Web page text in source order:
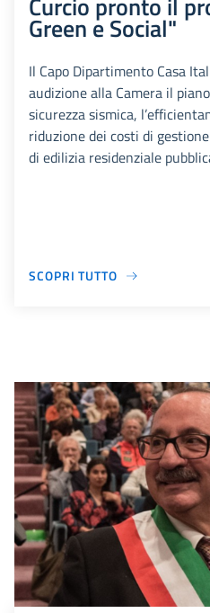
Green e Social"
Il Capo Dipartimento Casa
audizione alla Camera il
sicurezza sismica,
riduzione dei costi di
di edilizia residenziale
SCOPRI TUTTO